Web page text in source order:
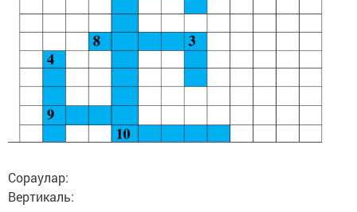
Сораулар:
Вертикаль: